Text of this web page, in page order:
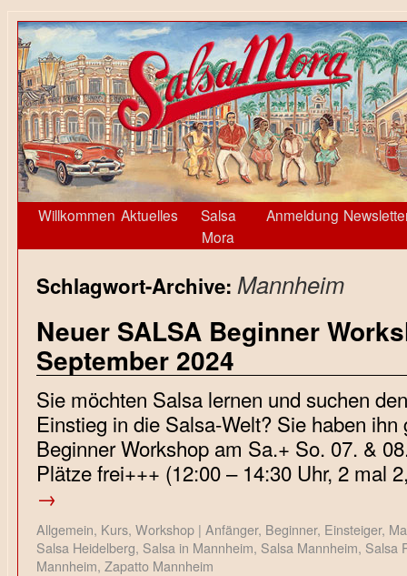
Willkommen Aktuelles
Salsa
Mora
Anmeldung
Schlagwort-Archive: Mannheim
Neuer SALSA Beginner
September 2024
Sie möchten Salsa lernen und suchen
Einstieg in die Salsa-Welt? Sie haben ihn
Beginner Workshop am Sa.+ So. 07. &
Plätze frei+++ (12:00 – 14:30 Uhr, 2 mal
→
Allgemein, Kurs, Workshop | Anfänger, Beginner, Einsteiger,
Salsa Heidelberg, Salsa in Mannheim, Salsa Mannheim, Salsa
Mannheim, Zapatto Mannheim